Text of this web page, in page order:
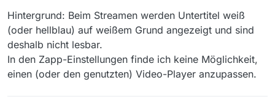
Hintergrund: Beim Streamen werden Untertitel weiß
(oder hellblau) auf weißem Grund angezeigt und sind
deshalb nicht lesbar.
In den Zapp-Einstellungen finde ich keine Möglichkeit,
einen (oder den genutzten) Video-Player anzupassen.